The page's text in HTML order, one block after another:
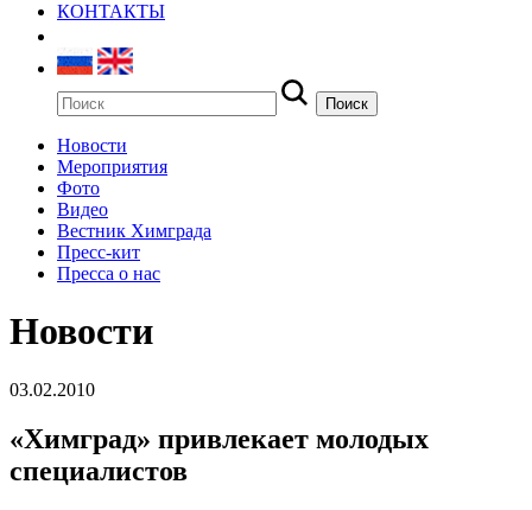
КОНТАКТЫ
Новости
Мероприятия
Фото
Видео
Вестник Химграда
Пресс-кит
Пресса о нас
Новости
03.02.2010
«Химград» привлекает молодых
специалистов